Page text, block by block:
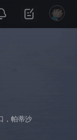
，帕蒂沙